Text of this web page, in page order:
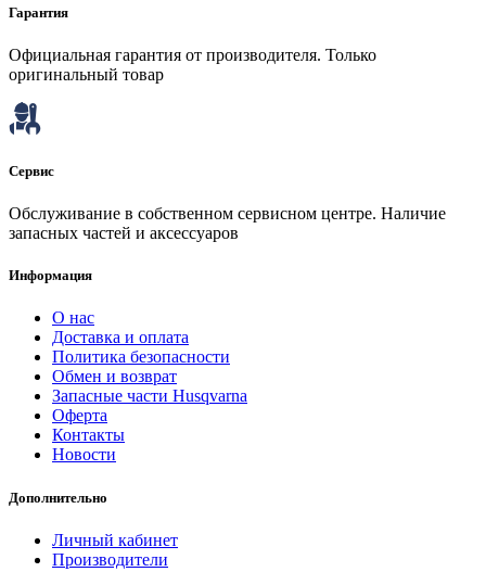
Гарантия
Официальная гарантия от производителя. Только
оригинальный товар
Сервис
Обслуживание в собственном сервисном центре. Наличие
запасных частей и аксессуаров
Информация
О нас
Доставка и оплата
Политика безопасности
Обмен и возврат
Запасные части Husqvarna
Оферта
Контакты
Новости
Дополнительно
Личный кабинет
Производители